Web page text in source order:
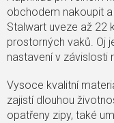
obchodem nakoupit
Stalwart uveze až 22
prostorných vaků. Oj
nastavení v závislosti
Vysoce kvalitní
zajistí dlouhou
opatřeny zipy, také